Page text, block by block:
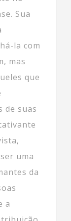
Sua
la com
mas
que
de suas
uma
da
a